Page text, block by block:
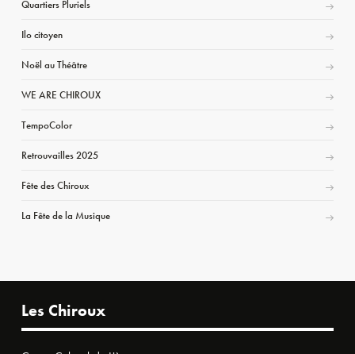
Quartiers Pluriels
Ilo citoyen
Noël au Théâtre
WE ARE CHIROUX
TempoColor
Retrouvailles 2025
Fête des Chiroux
La Fête de la Musique
Les Chiroux